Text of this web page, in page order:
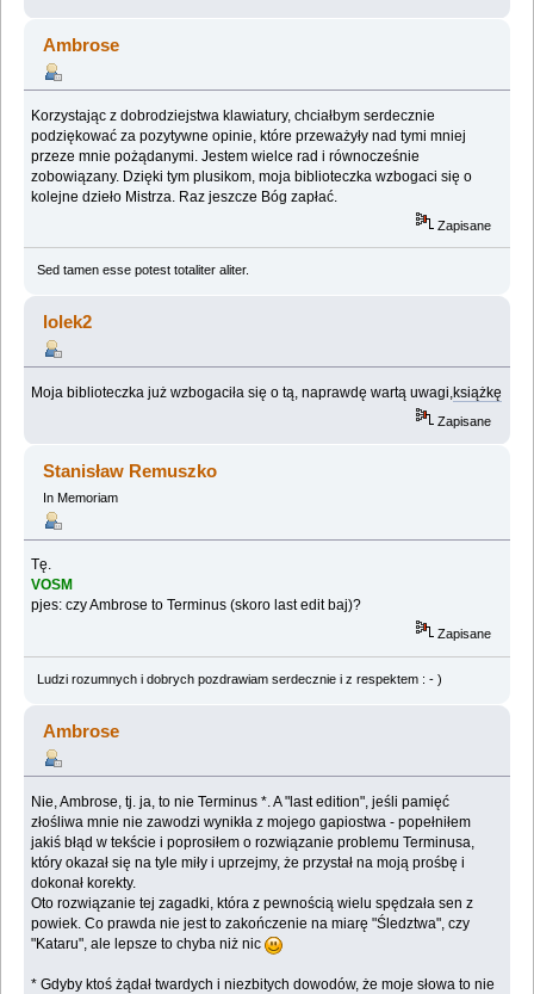
Ambrose
Korzystając z dobrodziejstwa klawiatury, chciałbym serdecznie
podziękować za pozytywne opinie, które przeważyły nad tymi mniej
przeze mnie pożądanymi. Jestem wielce rad i równocześnie
zobowiązany. Dzięki tym plusikom, moja biblioteczka wzbogaci się o
kolejne dzieło Mistrza. Raz jeszcze Bóg zapłać.
Zapisane
Sed tamen esse potest totaliter aliter.
lolek2
Moja biblioteczka już wzbogaciła się o tą, naprawdę wartą uwagi,książkę
Zapisane
Stanisław Remuszko
In Memoriam
Tę.
VOSM
pjes: czy Ambrose to Terminus (skoro last edit baj)?
Zapisane
Ludzi rozumnych i dobrych pozdrawiam serdecznie i z respektem : - )
Ambrose
Nie, Ambrose, tj. ja, to nie Terminus *. A "last edition", jeśli pamięć
złośliwa mnie nie zawodzi wynikła z mojego gapiostwa - popełniłem
jakiś błąd w tekście i poprosiłem o rozwiązanie problemu Terminusa,
który okazał się na tyle miły i uprzejmy, że przystał na moją prośbę i
dokonał korekty.
Oto rozwiązanie tej zagadki, która z pewnością wielu spędzała sen z
powiek. Co prawda nie jest to zakończenie na miarę "Śledztwa", czy
"Kataru", ale lepsze to chyba niż nic
* Gdyby ktoś żądał twardych i niezbitych dowodów, że moje słowa to nie